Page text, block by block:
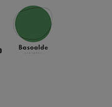
curaduría,
por el
a la
en
EHU 2010),
en la
del